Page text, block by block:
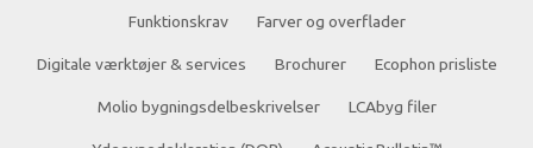
Funktionskrav Farver og overflader
Digitale værktøjer & services Brochurer Ecophon prisliste
Molio bygningsdelbeskrivelser LCAbyg filer